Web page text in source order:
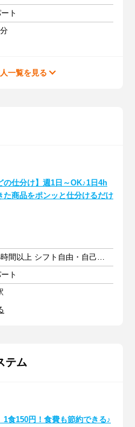
ト
一覧を見る
の仕分け】週1日～OK♪1日4h
商品をポンッと仕分けるだけ
週1日以上 1日4時間以上 シフト自由・自己申告
ト
テム
1食150円！食費も節約できる♪